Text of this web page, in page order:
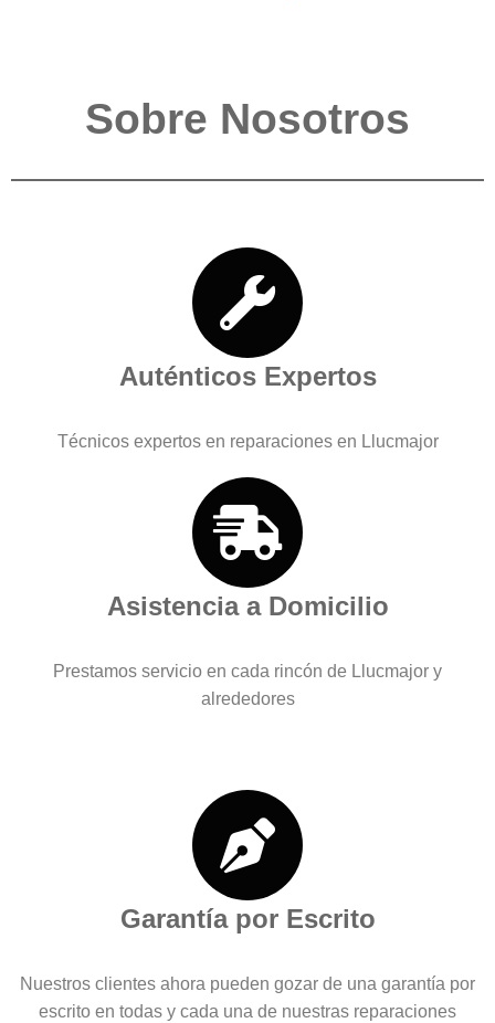
Sobre Nosotros
Auténticos Expertos
Técnicos expertos en reparaciones en Llucmajor
Asistencia a Domicilio
Prestamos servicio en cada rincón de Llucmajor y
alrededores
Garantía por Escrito
Nuestros clientes ahora pueden gozar de una garantía por
escrito en todas y cada una de nuestras reparaciones